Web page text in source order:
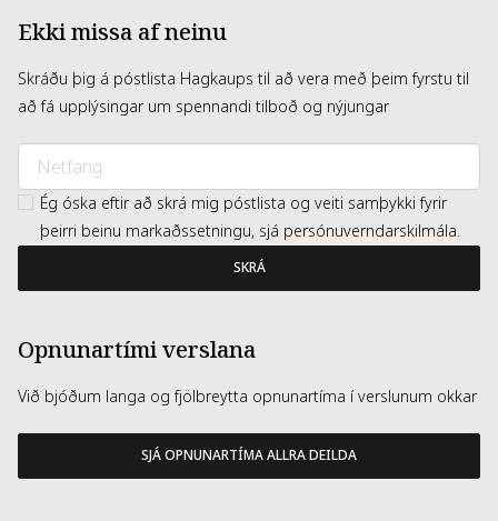
Ekki missa af neinu
Skráðu þig á póstlista Hagkaups til að vera með þeim fyrstu til
að fá upplýsingar um spennandi tilboð og nýjungar
Ég óska eftir að skrá mig póstlista og veiti samþykki fyrir
þeirri beinu markaðssetningu, sjá persónuverndarskilmála.
SKRÁ
Opnunartími verslana
Við bjóðum langa og fjölbreytta opnunartíma í verslunum okkar
SJÁ OPNUNARTÍMA ALLRA DEILDA